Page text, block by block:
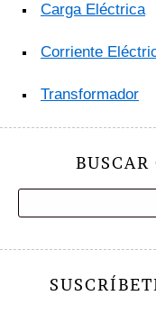
Carga Eléctrica
Corriente
Transformador